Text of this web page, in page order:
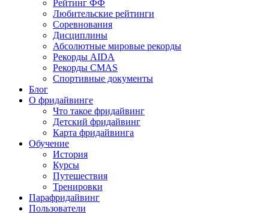
Рейтинг ФФ
Любительские рейтинги
Соревнования
Дисциплины
Абсолютные мировые рекорды
Рекорды AIDA
Рекорды CMAS
Спортивные документы
Блог
О фридайвинге
Что такое фридайвинг
Детский фридайвинг
Карта фридайвинга
Обучение
История
Курсы
Путешествия
Тренировки
Парафридайвинг
Пользователи